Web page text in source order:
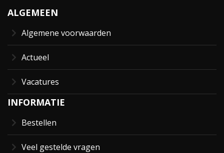
ALGEMEEN
Algemene voorwaarden
Actueel
Vacatures
INFORMATIE
Bestellen
Veel gestelde vragen